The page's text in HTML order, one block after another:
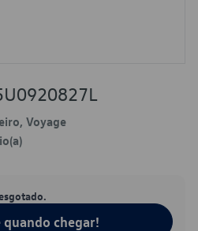
Voyage
chegar!